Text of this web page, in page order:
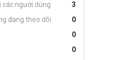
người dùng
3
đang theo dõi
0
0
0